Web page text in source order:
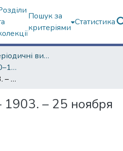
Пошук за
критеріями
Статистика
Харківські періодичні видання
"Южный край" (1880–1919 гг.)
Южный край. – 1903. – 25 ноября (№ 7921)
– 25 ноября